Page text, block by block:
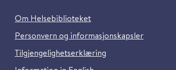
Om Helsebiblioteket
Personvern og informasjonskapsler
Tilgjengelighetserklæring